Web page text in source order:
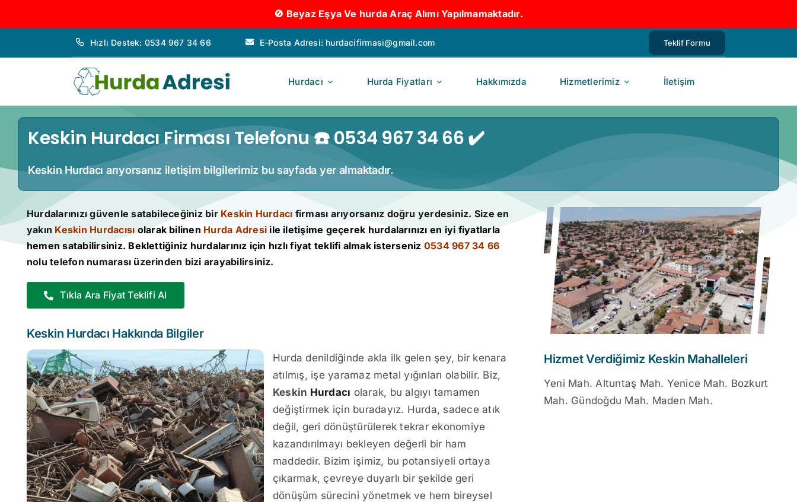
🚫 Beyaz Eşya Ve hurda Araç Alımı Yapılmamaktadır.
Hızlı Destek: 0534 967 34 66 E-Posta Adresi: hurdacifirmasi@gmail.com Teklif Formu
Hurdacı Hurda Fiyatları Hakkımızda Hizmetlerimiz İletişim
Keskin Hurdacı Firması Telefonu ☎️ 0534 967 34 66 ✔️
Keskin Hurdacı arıyorsanız iletişim bilgilerimiz bu sayfada yer almaktadır.
Hurdalarınızı güvenle satabileceğiniz bir Keskin Hurdacı firması arıyorsanız doğru yerdesiniz. Size en
yakın Keskin Hurdacısı olarak bilinen Hurda Adresi ile iletişime geçerek hurdalarınızı en iyi fiyatlarla
hemen satabilirsiniz. Beklettiğiniz hurdalarınız için hızlı fiyat teklifi almak isterseniz 0534 967 34 66
nolu telefon numarası üzerinden bizi arayabilirsiniz.
Tıkla Ara Fiyat Teklifi Al
Keskin Hurdacı Hakkında Bilgiler
Hurda denildiğinde akla ilk gelen şey, bir kenara
atılmış, işe yaramaz metal yığınları olabilir. Biz,
Keskin Hurdacı olarak, bu algıyı tamamen
değiştirmek için buradayız. Hurda, sadece atık
değil, geri dönüştürülerek tekrar ekonomiye
kazandırılmayı bekleyen değerli bir ham
maddedir. Bizim işimiz, bu potansiyeli ortaya
çıkarmak, çevreye duyarlı bir şekilde geri
dönüşüm sürecini yönetmek ve hem bireysel
Hizmet Verdiğimiz Keskin Mahalleleri
Yeni Mah. Altuntaş Mah. Yenice Mah. Bozkurt
Mah. Gündoğdu Mah. Maden Mah.